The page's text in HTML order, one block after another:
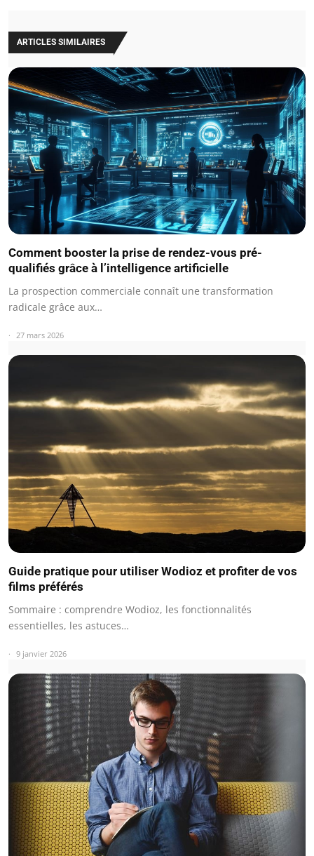
ARTICLES SIMILAIRES
Comment booster la prise de rendez-vous pré-
qualifiés grâce à l’intelligence artificielle
La prospection commerciale connaît une transformation
radicale grâce aux…
27 mars 2026
Guide pratique pour utiliser Wodioz et profiter de vos
films préférés
Sommaire : comprendre Wodioz, les fonctionnalités
essentielles, les astuces…
9 janvier 2026